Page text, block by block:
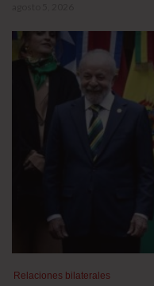
Relaciones bilaterales